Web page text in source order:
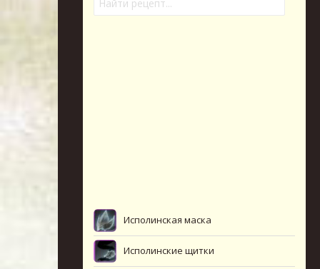
Исполинская маска
Исполинские щитки